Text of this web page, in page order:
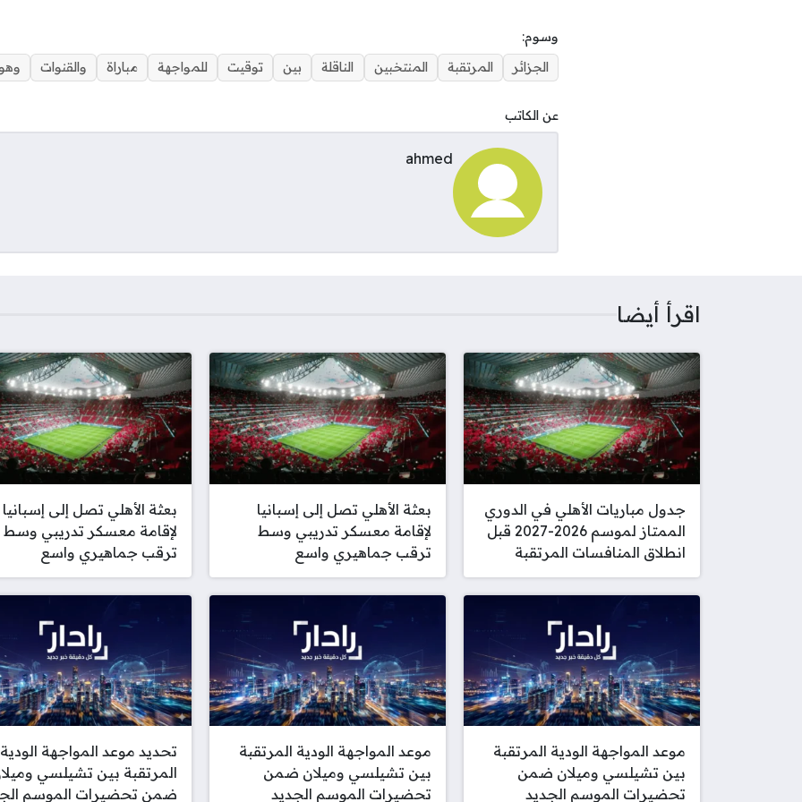
وسوم:
الجزائر
المرتقبة المنتخبين الناقلة بين توقيت للمواجهة مباراة والقنوات
عن الكاتب
ahmed
اقرأ أيضا
جدول مباريات الأهلي في الدوري
الممتاز لموسم 2026-2027 قبل
انطلاق المنافسات المرتقبة
بعثة الأهلي تصل إلى إسبانيا
لإقامة معسكر تدريبي وسط
ترقب جماهيري واسع
بعثة الأهلي تصل إلى إسبانيا
لإقامة معسكر تدريبي وسط
ترقب جماهيري واسع
موعد المواجهة الودية المرتقبة
بين تشيلسي وميلان ضمن
تحضيرات الموسم الجديد
موعد المواجهة الودية المرتقبة
بين تشيلسي وميلان ضمن
تحضيرات الموسم الجديد
تحديد موعد المواجهة الودية
المرتقبة بين تشيلسي
ضمن تحضيرات الموسم